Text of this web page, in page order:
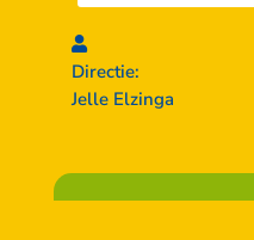
Directie:
Jelle Elzinga